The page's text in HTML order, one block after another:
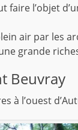
faire l’objet
air par les
grande
Beuvray
à l’ouest